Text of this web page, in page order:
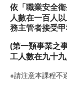
依 「職業安全
人數在一百人
務主管者接受甲
(第一類事業之
工人數在九十
※請注意本課程不